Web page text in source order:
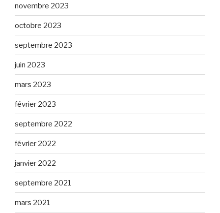
novembre 2023
octobre 2023
septembre 2023
juin 2023
mars 2023
février 2023
septembre 2022
février 2022
janvier 2022
septembre 2021
mars 2021